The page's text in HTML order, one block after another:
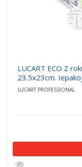
LUCART ECO Z
23.5x23cm.
LUCART PROFESSIONAL